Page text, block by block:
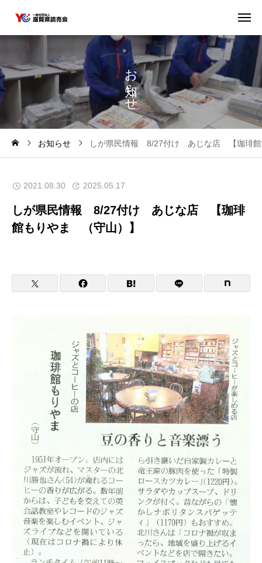
お
ら
せ
お知らせ しが県民情報 8/27付け あじな店 【珈琲
2021.08.30 2025.05.17
しが県民情報 8/27付け あじな店 【珈琲
館もりやま （守山）】